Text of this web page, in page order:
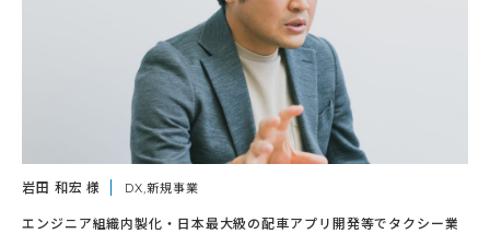
岩田 和宏 様 DX,新規事業
エンジニア組織内製化・日本最大級の配車アプリ開発等でタクシー業